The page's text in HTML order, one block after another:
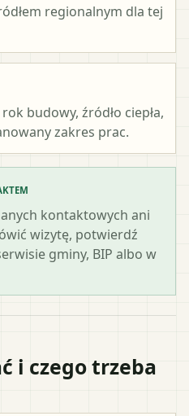
regionalnym dla tej
budowy, źródło ciepła,
zakres prac.
kontaktowych ani
wizytę, potwierdź
gminy, BIP albo w
i czego trzeba